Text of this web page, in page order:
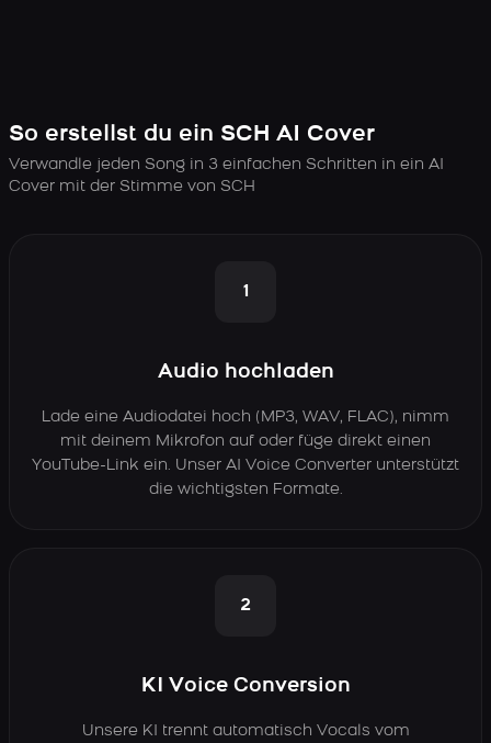
So erstellst du ein SCH AI Cover
Verwandle jeden Song in 3 einfachen Schritten in ein AI
Cover mit der Stimme von SCH
1
Audio hochladen
Lade eine Audiodatei hoch (MP3, WAV, FLAC), nimm
mit deinem Mikrofon auf oder füge direkt einen
YouTube-Link ein. Unser AI Voice Converter unterstützt
die wichtigsten Formate.
2
KI Voice Conversion
Unsere KI trennt automatisch Vocals vom